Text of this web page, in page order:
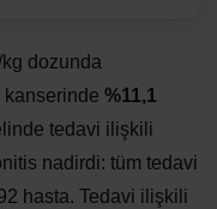
dozunda
kanserinde %11,1
tedavi ilişkili
nadirdi: tüm tedavi
hasta. Tedavi ilişkili